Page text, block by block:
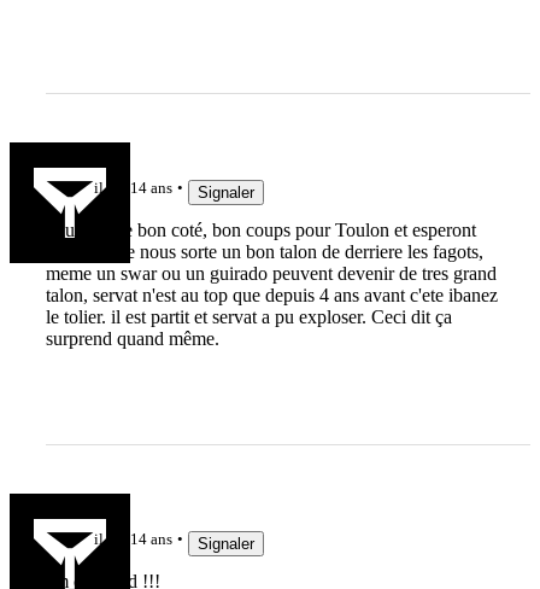
il y a 14 ans Signaler
Faut voir le bon coté, bon coups pour Toulon et esperont
que le stade nous sorte un bon talon de derriere les fagots,
meme un swar ou un guirado peuvent devenir de tres grand
talon, servat n'est au top que depuis 4 ans avant c'ete ibanez
le tolier. il est partit et servat a pu exploser. Ceci dit ça
surprend quand même.
il y a 14 ans Signaler
i'm chocked !!!